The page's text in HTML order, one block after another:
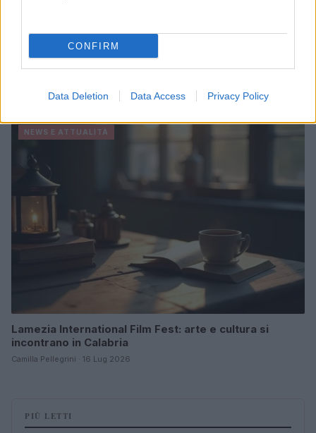
CONFIRM
Data Deletion Data Access Privacy Policy
Codacons denuncia: i problemi che affliggono la Sicilia
Matteo Pellegrino · 25 Lug 2026
NEWS E ATTUALITÀ
Lamezia International Film Fest: arte e cultura si
incontrano in Calabria
Camilla Pellegrini · 16 Lug 2026
PIÙ LETTI